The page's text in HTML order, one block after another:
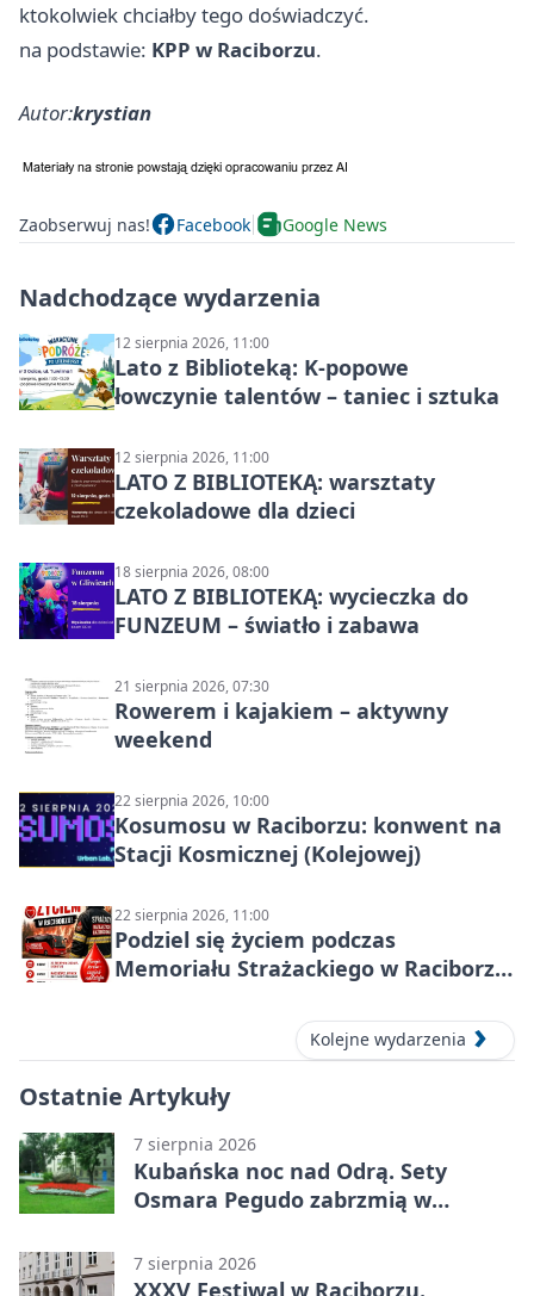
ktokolwiek chciałby tego doświadczyć.
na podstawie: KPP w Raciborzu.
Autor:krystian
Zaobserwuj nas! Facebook Google News
Nadchodzące wydarzenia
12 sierpnia 2026, 11:00
Lato z Biblioteką: K-popowe
łowczynie talentów – taniec i sztuka
12 sierpnia 2026, 11:00
LATO Z BIBLIOTEKĄ: warsztaty
czekoladowe dla dzieci
18 sierpnia 2026, 08:00
LATO Z BIBLIOTEKĄ: wycieczka do
FUNZEUM – światło i zabawa
21 sierpnia 2026, 07:30
Rowerem i kajakiem – aktywny
weekend
22 sierpnia 2026, 10:00
Kosumosu w Raciborzu: konwent na
Stacji Kosmicznej (Kolejowej)
22 sierpnia 2026, 11:00
Podziel się życiem podczas
Memoriału Strażackiego w Raciborzu
Kolejne wydarzenia
Ostatnie Artykuły
7 sierpnia 2026
Kubańska noc nad Odrą. Sety
Osmara Pegudo zabrzmią w
7 sierpnia 2026
XXXV Festiwal w Raciborzu.